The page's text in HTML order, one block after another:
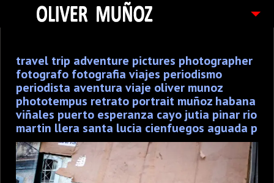
FOTOGRAFIAS
CONTACTO
PEDIDOS
travel trip adventure pictures photographer
fotografo fotografia viajes periodismo
periodista aventura viaje oliver munoz
phototempus retrato portrait muñoz habana
viñales puerto esperanza cayo jutia pinar rio
martin llera santa lucia cienfuegos aguada p